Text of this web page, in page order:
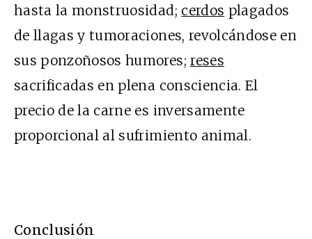
hasta la monstruosidad; cerdos plagados
de llagas y tumoraciones, revolcándose en
sus ponzoñosos humores;reses
sacrificadas en plena consciencia. El
precio de la carne es inversamente
proporcional al sufrimiento animal.
Conclusión